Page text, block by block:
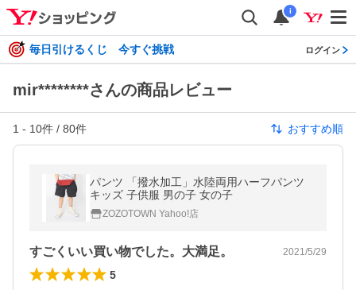
i
毎日引けるくじ 今すぐ挑戦 ログイン
mir********さんの商品レビュー
1 - 10件 / 80件 おすすめ順
パンツ 「撥水加工」水陸両用ハーフパンツ
キッズ 子供服 男の子 女の子
ZOZOTOWN Yahoo!店
すごくいい買い物でした。大満足。 2021/5/29
5